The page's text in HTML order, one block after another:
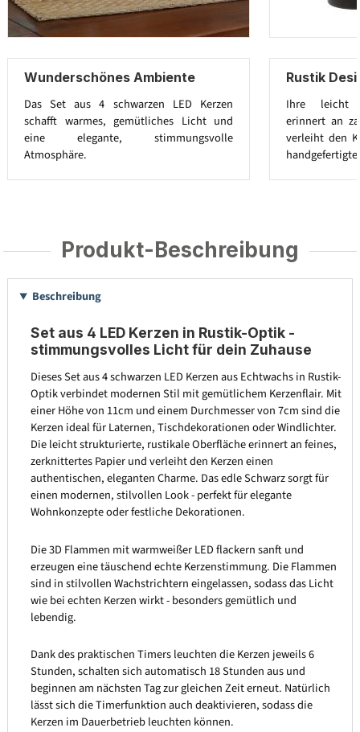
Wunderschönes Ambiente
Das Set aus 4 schwarzen LED Kerzen
schafft warmes, gemütliches Licht und
eine elegante, stimmungsvolle
Atmosphäre.
Rustik
Ihre leicht
erinnert an
verleiht den
Produkt-Beschreibung
Beschreibung
Set aus 4 LED Kerzen in Rustik-Optik -
stimmungsvolles Licht für dein Zuhause
Dieses Set aus 4 schwarzen LED Kerzen aus Echtwachs in Rustik-
Optik verbindet modernen Stil mit gemütlichem Kerzenflair. Mit
einer Höhe von 11cm und einem Durchmesser von 7cm sind die
Kerzen ideal für Laternen, Tischdekorationen oder Windlichter.
Die leicht strukturierte, rustikale Oberfläche erinnert an feines,
zerknittertes Papier und verleiht den Kerzen einen
authentischen, eleganten Charme. Das edle Schwarz sorgt für
einen modernen, stilvollen Look - perfekt für elegante
Wohnkonzepte oder festliche Dekorationen.
Die 3D Flammen mit warmweißer LED flackern sanft und
erzeugen eine täuschend echte Kerzenstimmung. Die Flammen
sind in stilvollen Wachstrichtern eingelassen, sodass das Licht
wie bei echten Kerzen wirkt - besonders gemütlich und
lebendig.
Dank des praktischen Timers leuchten die Kerzen jeweils 6
Stunden, schalten sich automatisch 18 Stunden aus und
beginnen am nächsten Tag zur gleichen Zeit erneut. Natürlich
lässt sich die Timerfunktion auch deaktivieren, sodass die
Kerzen im Dauerbetrieb leuchten können.